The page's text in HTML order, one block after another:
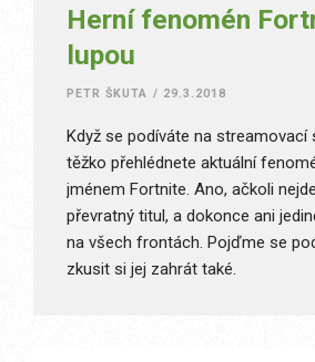
Herní fenomén
lupou
PETR ŠKUTA / 29.3.2018
Když se podíváte na streamovací
těžko přehlédnete aktuální
jménem Fortnite. Ano, ačkoli
převratný titul, a dokonce ani
na všech frontách. Pojďme se
zkusit si jej zahrát také.